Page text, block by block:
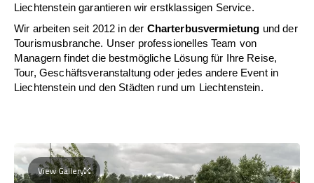
Liechtenstein garantieren wir erstklassigen Service.
Wir arbeiten seit 2012 in der Charterbusvermietung und der
Tourismusbranche. Unser professionelles Team von
Managern findet die bestmögliche Lösung für Ihre Reise,
Tour, Geschäftsveranstaltung oder jedes andere Event in
Liechtenstein und den Städten rund um Liechtenstein.
View Gallery